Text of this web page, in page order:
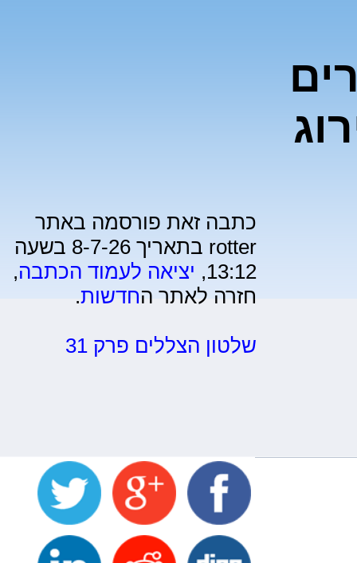
הערים
כתבה זאת פורסמה באתר
rotter בתאריך 8-7-26 בשעה
13:12, יציאה לעמוד הכתבה,
חזרה לאתר החדשות.
שלטון הצללים פרק 31